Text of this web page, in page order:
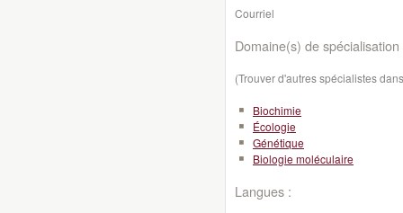
Courriel
Domaine(s) de spécialisation
(Trouver d'autres spécialistes
Biochimie
Écologie
Génétique
Biologie moléculaire
Langues :